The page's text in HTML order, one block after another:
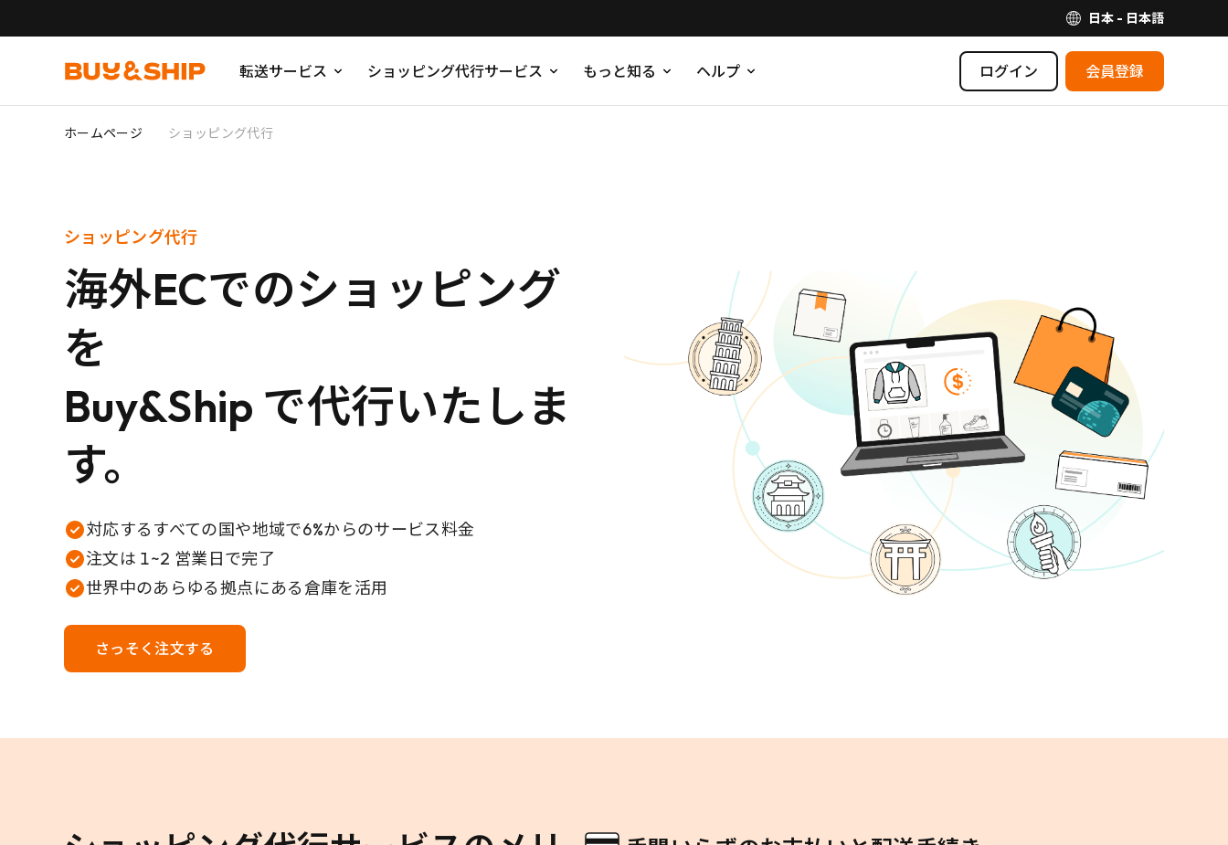
日本 - 日本語
転送サービス ショッピング代行サービス もっと知る ヘルプ ログイン 会員登録
ホームページ ショッピング代行
ショッピング代行
海外ECでのショッピング
を
Buy&Ship で代行いたしま
す。
対応するすべての国や地域で6%からのサービス料金
注文は 1~2 営業日で完了
世界中のあらゆる拠点にある倉庫を活用
さっそく注文する